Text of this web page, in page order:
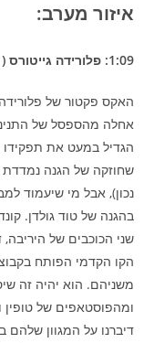
איזור מערב:
1:09: פלורידה גייטורס (1) – טקסס טק רד ריידרס (3):
האקס פקטור של
אחלה מהספסל של
הגדיל במעט את תפקידו
שחוזקה של הגנה
נכון), אבל מי שיעמוד
בהגנה של טוד גולדן.
שני הכוכבים של היריבה,
משניהם. הוא יהיה זה
ומהפוסטאפים של טופין
דיברנו על המגוון